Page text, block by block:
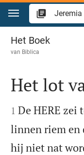
Spring naar inhoud
Jeremia 13
Het Boek
van Biblica

Het lot

1 De HERE zei
linnen riem en
hij niet nat